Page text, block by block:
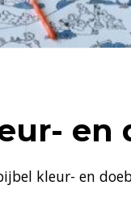
en
kleur- en